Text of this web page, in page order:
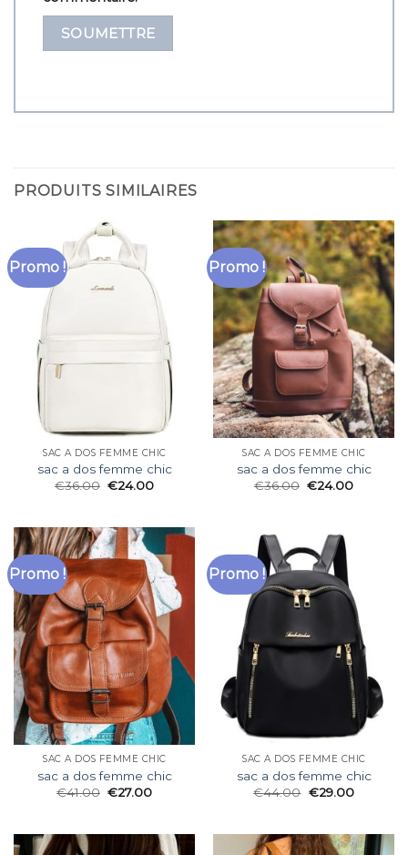
PRODUITS SIMILAIRES
Promo !
SAC A DOS FEMME CHIC
sac a dos femme chic
€36.00 €24.00
Promo !
SAC A DOS FEMME CHIC
sac a dos femme chic
€36.00 €24.00
Promo !
SAC A DOS FEMME CHIC
sac a dos femme chic
€41.00 €27.00
Promo !
SAC A DOS FEMME CHIC
sac a dos femme chic
€44.00 €29.00